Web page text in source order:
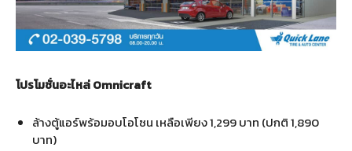
โปรโมชั่นอะไหล่Omnicraft
ล้างตู้แอร์พร้อมอบโอโซน เหลือเพียง 1,299 บาท (ปกติ 1,890
บาท)